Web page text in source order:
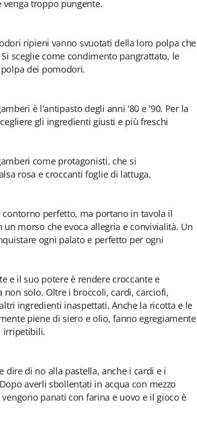
venga troppo pungente.
ripieni vanno svuotati della loro polpa che
sceglie come condimento pangrattato, le
dei pomodori.
è l'antipasto degli anni '80 e '90. Per la
gli ingredienti giusti e più freschi
come protagonisti, che si
rosa e croccanti foglie di lattuga.
perfetto, ma portano in tavola il
morso che evoca allegria e convivialità. Un
ogni palato e perfetto per ogni
e il suo potere è rendere croccante e
non solo. Oltre i broccoli, cardi, carciofi,
ingredienti inaspettati. Anche la ricotta e le
piene di siero e olio, fanno egregiamente
irripetibili.
dire di no alla pastella, anche i cardi e i
averli sbollentati in acqua con mezzo
panati con farina e uovo e il gioco è